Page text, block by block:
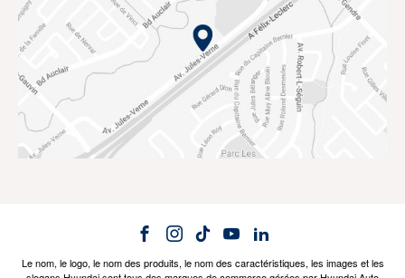
Le nom, le logo, le nom des produits, le nom des caractéristiques, les images et les